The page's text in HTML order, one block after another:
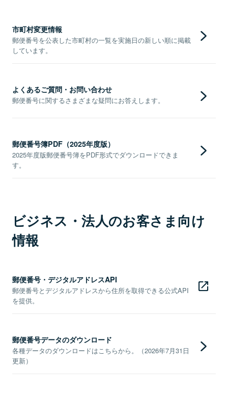
市町村変更情報
郵便番号を公表した市町村の一覧を実施日の新しい順に掲載
しています。
よくあるご質問・お問い合わせ
郵便番号に関するさまざまな疑問にお答えします。
郵便番号簿PDF（2025年度版）
2025年度版郵便番号簿をPDF形式でダウンロードできま
す。
ビジネス・法人のお客さま向け
情報
郵便番号・デジタルアドレスAPI
郵便番号とデジタルアドレスから住所を取得できる公式API
を提供。
郵便番号データのダウンロード
各種データのダウンロードはこちらから。（2026年7月31日
更新）